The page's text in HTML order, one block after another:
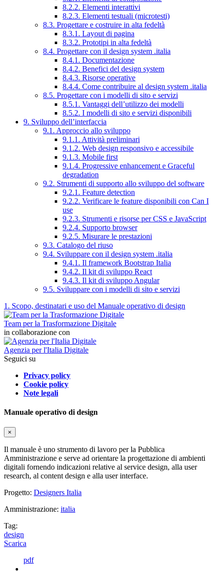
8.2.2. Elementi interattivi
8.2.3. Elementi testuali (microtesti)
8.3. Progettare e costruire in alta fedeltà
8.3.1. Layout di pagina
8.3.2. Prototipi in alta fedeltà
8.4. Progettare con il design system .italia
8.4.1. Documentazione
8.4.2. Benefici del design system
8.4.3. Risorse operative
8.4.4. Come contribuire al design system .italia
8.5. Progettare con i modelli di sito e servizi
8.5.1. Vantaggi dell’utilizzo dei modelli
8.5.2. I modelli di sito e servizi disponibili
9. Sviluppo dell’interfaccia
9.1. Approccio allo sviluppo
9.1.1. Attività preliminari
9.1.2. Web design responsivo e accessibile
9.1.3. Mobile first
9.1.4. Progressive enhancement e Graceful
degradation
9.2. Strumenti di supporto allo sviluppo del software
9.2.1. Feature detection
9.2.2. Verificare le feature disponibili con Can I
use
9.2.3. Strumenti e risorse per CSS e JavaScript
9.2.4. Supporto browser
9.2.5. Misurare le prestazioni
9.3. Catalogo del riuso
9.4. Sviluppare con il design system .italia
9.4.1. Il framework Bootstrap Italia
9.4.2. Il kit di sviluppo React
9.4.3. Il kit di sviluppo Angular
9.5. Sviluppare con i modelli di sito e servizi
1. Scopo, destinatari e uso del Manuale operativo di design
Team per la Trasformazione Digitale
in collaborazione con
Agenzia per l'Italia Digitale
Seguici su
Privacy policy
Cookie policy
Note legali
Manuale operativo di design
×
Il manuale è uno strumento di lavoro per la Pubblica
Amministrazione e serve ad orientare la progettazione di ambienti
digitali fornendo indicazioni relative al service design, alla user
research, al content design e alla user interface.
Progetto: Designers Italia
Amministrazione: italia
Tag:
design
Scarica
pdf